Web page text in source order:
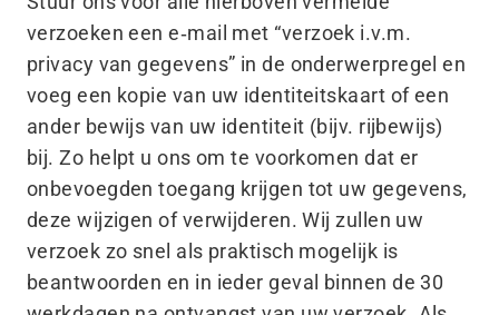
verzoeken een e‑mail met “verzoek i.v.m.
privacy van gegevens” in de onderwerpregel en
voeg een kopie van uw identiteitskaart of een
ander bewijs van uw identiteit (bijv. rijbewijs)
bij. Zo helpt u ons om te voorkomen dat er
onbevoegden toegang krijgen tot uw gegevens,
deze wijzigen of verwijderen. Wij zullen uw
verzoek zo snel als praktisch mogelijk is
beantwoorden en in ieder geval binnen de 30